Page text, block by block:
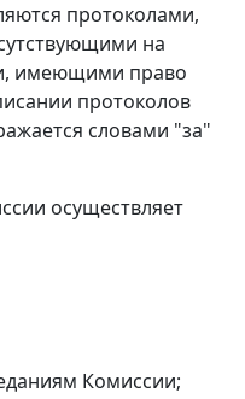
протоколами,
на
имеющими право
протоколов
словами "за"
осуществляет
Комиссии;